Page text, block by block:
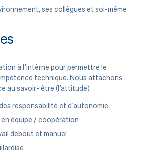
ses collègues et soi-même
à l’intèrne pour permettre le
technique. Nous attachons
au savoir- être (l’attitude)
responsabilité et d’autonomie
en équipe / coopération
debout et manuel